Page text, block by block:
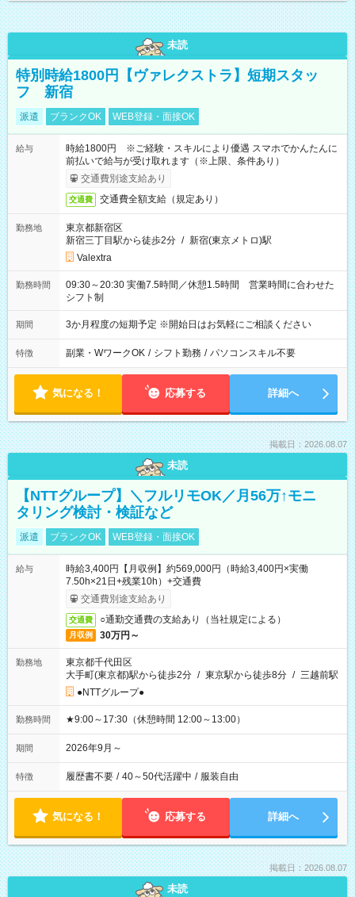
未読
特別時給1800円【ヴァレクストラ】短期スタッ
フ 新宿
派遣 ブランクOK WEB登録・面接OK
給与
時給1800円 ※ご経験・スキルにより優遇 スマホでかんたんに
前払いで給与が受け取れます（※上限、条件あり）
交通費別途支給あり
交通費 交通費全額支給（規定あり）
勤務地
東京都新宿区
新宿三丁目駅から徒歩2分 / 新宿(東京メトロ)駅
Valextra
勤務時間
09:30～20:30 実働7.5時間／休憩1.5時間 営業時間に合わせた
シフト制
期間 3か月程度の短期予定 ※開始日はお気軽にご相談ください
特徴 副業・WワークOK / シフト勤務 / パソコンスキル不要
気になる！ 応募する 詳細へ
掲載日：2026.08.07
未読
【NTTグループ】＼フルリモOK／月56万↑モニ
タリング検討・検証など
派遣 ブランクOK WEB登録・面接OK
給与
時給3,400円【月収例】約569,000円（時給3,400円×実働
7.50h×21日+残業10h）+交通費
交通費別途支給あり
交通費 ○通勤交通費の支給あり（当社規定による）
月収例 30万円～
勤務地
東京都千代田区
大手町(東京都)駅から徒歩2分 / 東京駅から徒歩8分 / 三越前駅
●NTTグループ●
勤務時間 ★9:00～17:30（休憩時間 12:00～13:00）
期間 2026年9月～
特徴 履歴書不要 / 40～50代活躍中 / 服装自由
気になる！ 応募する 詳細へ
掲載日：2026.08.07
未読